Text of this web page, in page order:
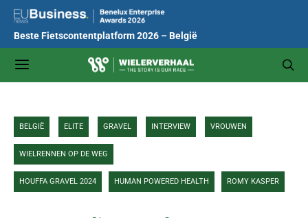
Beste Fietscontentplatform 2026 – België
BELGIË ELITE GRAVEL INTERVIEW VROUWEN
WIELRENNEN OP DE WEG
HOUFFA GRAVEL 2024 HUMAN POWERED HEALTH ROMY KASPER